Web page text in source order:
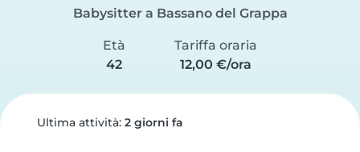
Babysitter a Bassano del Grappa
Età
42
Tariffa oraria
12,00 €/ora
Ultima attività: 2 giorni fa